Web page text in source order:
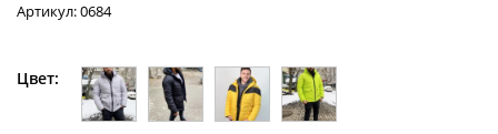
Артикул: 0684
Цвет: